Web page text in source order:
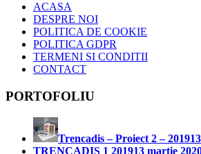
ACASA
DESPRE NOI
POLITICA DE COOKIE
POLITICA GDPR
TERMENI SI CONDITII
CONTACT
PORTOFOLIU
Trencadis – Proiect 2 – 2019
TRENCADIS 1 201913 martie